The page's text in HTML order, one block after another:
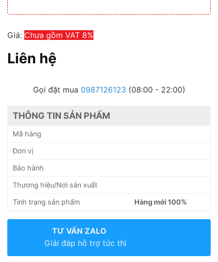
Giá: Chưa gồm VAT 8%
Liên hệ
Gọi đặt mua 0987126123 (08:00 - 22:00)
THÔNG TIN SẢN PHẨM
Mã hàng
Đơn vị
Bảo hành
Thương hiệu/Nơi sản xuất
Tình trạng sản phẩm Hàng mới 100%
TƯ VẤN ZALO
Giải đáp hỗ trợ tức thì